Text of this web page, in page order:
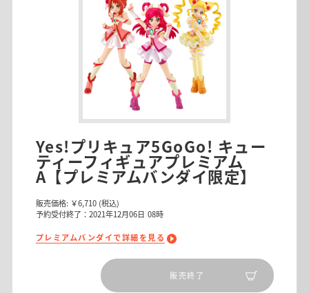
Yes!プリキュア5GoGo! キュー
ティーフィギュアプレミアム
A【プレミアムバンダイ限定】
販売価格: ￥6,710 (税込)
予約受付終了：2021年12月06日 08時
プレミアムバンダイで詳細を見る
販売終了